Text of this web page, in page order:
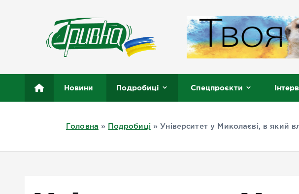
о
с
Новини Подробиці Спецпроєкти
Головна » Подробиці » Університет у Миколаєві, в який